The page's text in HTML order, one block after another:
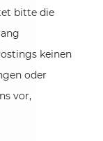
bitte die
keinen
oder
vor,